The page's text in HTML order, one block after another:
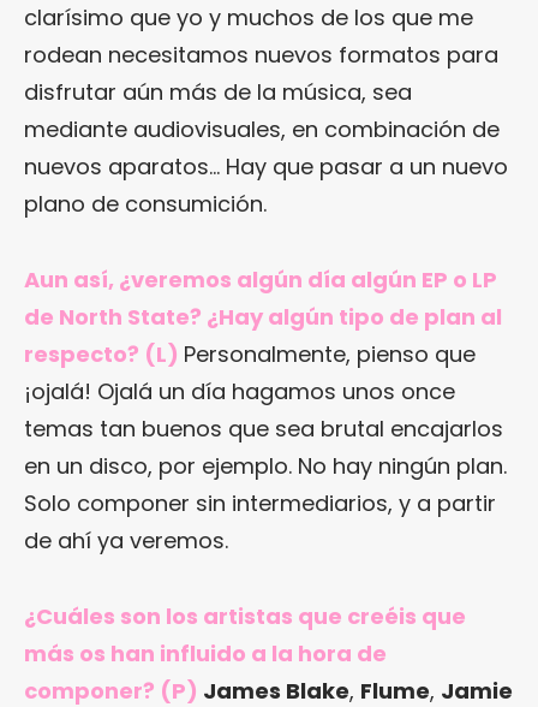
clarísimo que yo y muchos de los que me
rodean necesitamos nuevos formatos para
disfrutar aún más de la música, sea
mediante audiovisuales, en combinación de
nuevos aparatos… Hay que pasar a un nuevo
plano de consumición.
Aun así, ¿veremos algún día algún EP o LP
de North State? ¿Hay algún tipo de plan al
respecto? (L) Personalmente, pienso que
¡ojalá! Ojalá un día hagamos unos once
temas tan buenos que sea brutal encajarlos
en un disco, por ejemplo. No hay ningún plan.
Solo componer sin intermediarios, y a partir
de ahí ya veremos.
¿Cuáles son los artistas que creéis que
más os han influido a la hora de
componer? (P) James Blake, Flume, Jamie